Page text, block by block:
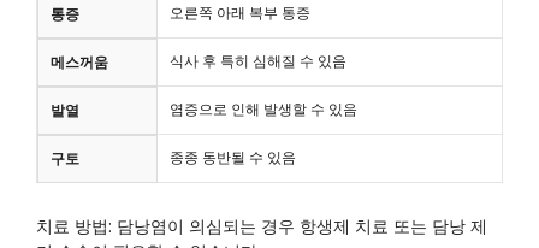
통증 오른쪽 아래 복부 통증
메스꺼움 식사 후 특히 심해질 수 있음
발열 염증으로 인해 발생할 수 있음
구토 종종 동반될 수 있음
치료 방법: 담낭염이 의심되는 경우 항생제 치료 또는 담낭 제